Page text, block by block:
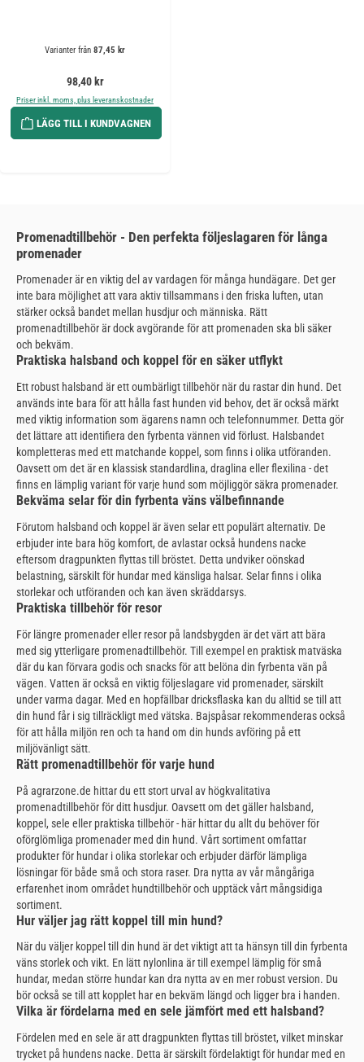
Varianter från 87,45 kr
Ordinarie pris:
98,40 kr
Priser inkl. moms, plus leveranskostnader
LÄGG TILL I KUNDVAGNEN
Promenadtillbehör - Den perfekta följeslagaren för långa
promenader
Promenader är en viktig del av vardagen för många hundägare. Det ger
inte bara möjlighet att vara aktiv tillsammans i den friska luften, utan
stärker också bandet mellan husdjur och människa. Rätt
promenadtillbehör är dock avgörande för att promenaden ska bli säker
och bekväm.
Praktiska halsband och koppel för en säker utflykt
Ett robust halsband är ett oumbärligt tillbehör när du rastar din hund. Det
används inte bara för att hålla fast hunden vid behov, det är också märkt
med viktig information som ägarens namn och telefonnummer. Detta gör
det lättare att identifiera den fyrbenta vännen vid förlust. Halsbandet
kompletteras med ett matchande koppel, som finns i olika utföranden.
Oavsett om det är en klassisk standardlina, draglina eller flexilina - det
finns en lämplig variant för varje hund som möjliggör säkra promenader.
Bekväma selar för din fyrbenta väns välbefinnande
Förutom halsband och koppel är även selar ett populärt alternativ. De
erbjuder inte bara hög komfort, de avlastar också hundens nacke
eftersom dragpunkten flyttas till bröstet. Detta undviker oönskad
belastning, särskilt för hundar med känsliga halsar. Selar finns i olika
storlekar och utföranden och kan även skräddarsys.
Praktiska tillbehör för resor
För längre promenader eller resor på landsbygden är det värt att bära
med sig ytterligare promenadtillbehör. Till exempel en praktisk matväska
där du kan förvara godis och snacks för att belöna din fyrbenta vän på
vägen. Vatten är också en viktig följeslagare vid promenader, särskilt
under varma dagar. Med en hopfällbar dricksflaska kan du alltid se till att
din hund får i sig tillräckligt med vätska. Bajspåsar rekommenderas också
för att hålla miljön ren och ta hand om din hunds avföring på ett
miljövänligt sätt.
Rätt promenadtillbehör för varje hund
På agrarzone.de hittar du ett stort urval av högkvalitativa
promenadtillbehör för ditt husdjur. Oavsett om det gäller halsband,
koppel, sele eller praktiska tillbehör - här hittar du allt du behöver för
oförglömliga promenader med din hund. Vårt sortiment omfattar
produkter för hundar i olika storlekar och erbjuder därför lämpliga
lösningar för både små och stora raser. Dra nytta av vår mångåriga
erfarenhet inom området hundtillbehör och upptäck vårt mångsidiga
sortiment.
Hur väljer jag rätt koppel till min hund?
När du väljer koppel till din hund är det viktigt att ta hänsyn till din fyrbenta
väns storlek och vikt. En lätt nylonlina är till exempel lämplig för små
hundar, medan större hundar kan dra nytta av en mer robust version. Du
bör också se till att kopplet har en bekväm längd och ligger bra i handen.
Vilka är fördelarna med en sele jämfört med ett halsband?
Fördelen med en sele är att dragpunkten flyttas till bröstet, vilket minskar
trycket på hundens nacke. Detta är särskilt fördelaktigt för hundar med en